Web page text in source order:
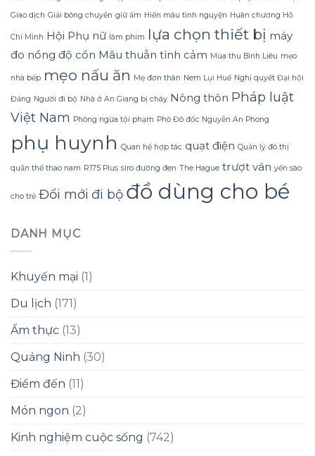
tiền?
Sữa
Tắm
Gừng
Giao dịch Giải bóng chuyền giữ ấm Hiến máu tình nguyện Huân chương Hồ
Chí Minh Hội Phụ nữ làm phim lựa chọn thiết bị máy
đo nồng độ cồn Mâu thuẫn tình cảm Mùa thu Bình Liêu mẹo
nhà bếp mẹo nấu ăn Mẹ đơn thân Nem Lụi Huế Nghị quyết Đại hội
Đảng Người đi bộ Nhà ở An Giang bị cháy Nông thôn Pháp luật
Việt Nam Phòng ngừa tội phạm Phó Đô đốc Nguyễn An Phong
phụ huynh Quan hệ hợp tác quạt điện Quản lý đô thị
quần thể thao nam R175 Plus siro đường đen The Hague trượt ván yến sào
cho trẻ Đổi mới đi bộ đồ dùng cho bé
DANH MỤC
Khuyến mại (1)
Du lịch (171)
Ẩm thực (13)
Quảng Ninh (30)
Điểm đến (11)
Món ngon (2)
Kinh nghiệm cuộc sống (742)